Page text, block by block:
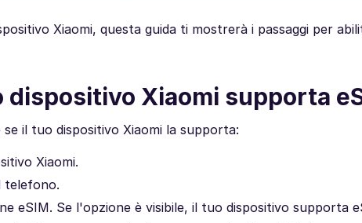
Xiaomi, questa guida ti mostrerà i passaggi per
Xiaomi supporta
il tuo dispositivo Xiaomi la supporta:
Xiaomi.
telefono.
eSIM. Se l'opzione è visibile, il tuo dispositivo supporta